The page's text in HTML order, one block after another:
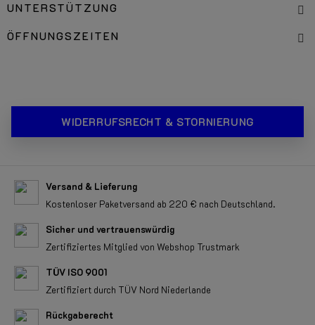
UNTERSTÜTZUNG
ÖFFNUNGSZEITEN
WIDERRUFSRECHT & STORNIERUNG
Versand & Lieferung
Kostenloser Paketversand ab 220 € nach Deutschland.
Sicher und vertrauenswürdig
Zertifiziertes Mitglied von Webshop Trustmark
TÜV ISO 9001
Zertifiziert durch TÜV Nord Niederlande
Rückgaberecht